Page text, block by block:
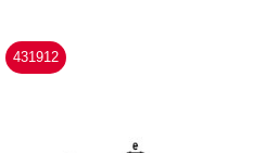
431912